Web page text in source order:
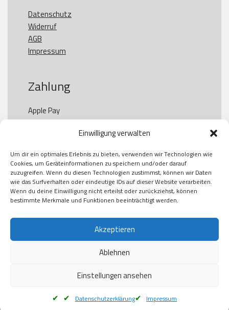
Einwilligung verwalten
Um dir ein optimales Erlebnis zu bieten, verwenden wir Technologien wie
Cookies, um Geräteinformationen zu speichern und/oder darauf
zuzugreifen. Wenn du diesen Technologien zustimmst, können wir Daten
wie das Surfverhalten oder eindeutige IDs auf dieser Website verarbeiten.
Wenn du deine Einwilligung nicht erteilst oder zurückziehst, können
bestimmte Merkmale und Funktionen beeinträchtigt werden.
Akzeptieren
Ablehnen
Einstellungen ansehen
Datenschutzerklärung Impressum
Datenschutz
Widerruf
AGB
Impressum
Zahlung
Apple Pay
Paypal
Kauf auf Rechung
Klarna
American Express